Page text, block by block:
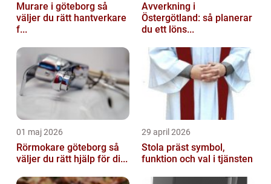
Murare i göteborg så
väljer du rätt hantverkare
f...
Avverkning i
Östergötland: så planerar
du ett löns...
01 maj 2026
Rörmokare göteborg så
väljer du rätt hjälp för di...
29 april 2026
Stola präst symbol,
funktion och val i tjänsten